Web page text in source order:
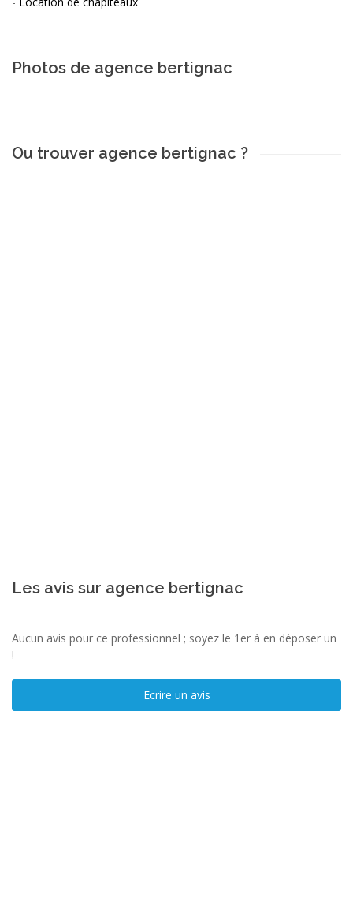
Photos de agence bertignac
Ou trouver agence bertignac ?
Les avis sur agence bertignac
Aucun avis pour ce professionnel ; soyez le 1er à en déposer un
!
Ecrire un avis